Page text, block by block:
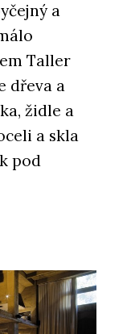
a
Taller
dřeva a
židle a
a skla
pod